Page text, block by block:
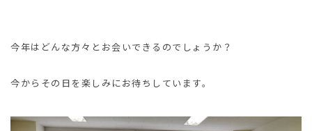
今年はどんな方々とお会いできるのでしょうか？
今からその日を楽しみにお待ちしています。